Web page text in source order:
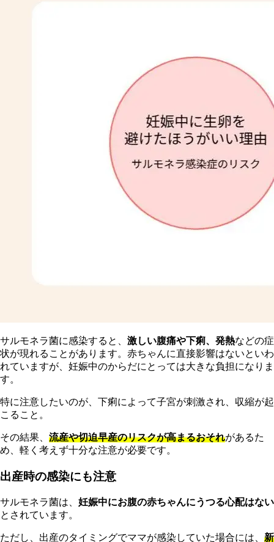
サルモネラ菌に感染すると、 激しい腹痛や下痢、発熱などの症
状が現れることがあります。赤ちゃんに直接影響はないといわ
れていますが、妊娠中のからだにとっては大きな負担になりま
す。
特に注意したいのが、下痢によって子宮が刺激され、収縮が起
こること。
その結果、 流産や切迫早産のリスクが高まるおそれがあるた
め、軽く考えず十分な注意が必要です。
出産時の感染にも注意
サルモネラ菌は、 妊娠中にお腹の赤ちゃんにうつる心配はない
とされています。
ただし、出産のタイミングでママが感染していた場合には、 新